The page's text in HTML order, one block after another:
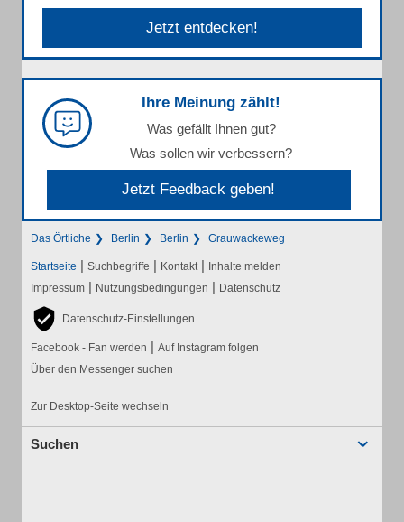
Jetzt entdecken!
Ihre Meinung zählt!
Was gefällt Ihnen gut?
Was sollen wir verbessern?
Jetzt Feedback geben!
Das Örtliche Berlin Berlin Grauwackeweg
Startseite | Suchbegriffe | Kontakt | Inhalte melden
Impressum | Nutzungsbedingungen | Datenschutz
Datenschutz-Einstellungen
Facebook - Fan werden | Auf Instagram folgen
Über den Messenger suchen
Zur Desktop-Seite wechseln
Suchen